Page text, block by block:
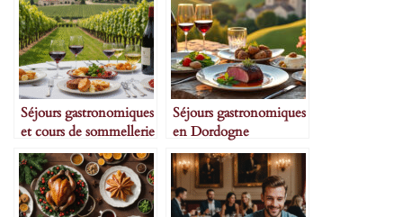
Séjours gastronomiques
et cours de sommellerie
Séjours gastronomiques
en Dordogne